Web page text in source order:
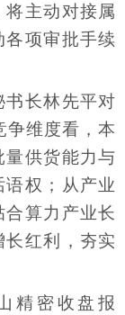
主动对接属
项审批手续
书长林先平对
争维度看，本
量供货能力与
权；从产业
算力产业长
红利，夯实
精密收盘报